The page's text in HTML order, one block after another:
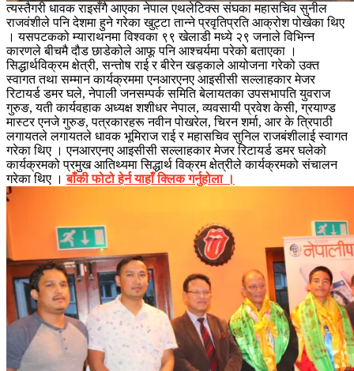
त्यस्तैगरी धावक राइसँगै आएका नेपाल एथलेटिक्स संघका महासचिव सुनील
राजवंशीले पनि देशमा हुने गरेका खुट्टा तान्ने प्रवृतिप्रति आक्रोश पोखेका थिए
। यसपटकको म्याराथनमा विश्वका ९९ खेलाडी मध्ये २९ जनाले विभिन्न
कारणले बीचमै दौड छाडेकोले आफू पनि आश्चर्यमा परेको बताएका ।
सिद्धार्थविक्रम क्षेत्री, सन्तोष राई र बीरेन खड्काले आयोजना गरेको उक्त
स्वागत तथा सम्मान कार्यक्रममा एनआरएनए आइसीसी सल्लाहकार मेजर
रिटायर्ड डमर घले, नेपाली जनसम्पर्क समिति बेलायतका उपसभापति युवराज
गुरुङ, यती कार्यवहाक अध्यक्ष शशीधर नेपाल, व्यवसायी प्रवेश केसी, ग्रयाण्ड
मास्टर एनजे गुरुङ, पत्रकारहरू नवीन पोखरेल, चिरन शर्मा, आर के त्रिपाठी
लगायतले लगायतले धावक भूमिराज राई र महासचिव सुनिल राजबंशीलाई स्वागत
गरेका थिए । एनआरएनए आइसीसी सल्लाहकार मेजर रिटायर्ड डमर घलेको
कार्यक्रमको प्रमुख आतिथ्यमा सिद्धार्थ विक्रम क्षेत्रीले कार्यक्रमको संचालन
गरेका थिए । बाँकी फोटो हेर्न याहाँ क्लिक गर्नुहोला ।